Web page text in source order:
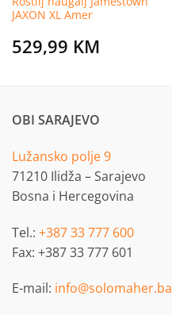
JAXON XL Amer
529,99 KM
OBI SARAJEVO
Lužansko polje 9
71210 Ilidža – Sarajevo
Bosna i Hercegovina
Tel.: +387 33 777 600
Fax: +387 33 777 601
E-mail: info@solomaher.ba